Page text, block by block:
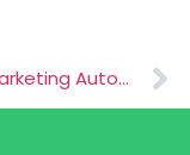
E-mail Marketing Automation